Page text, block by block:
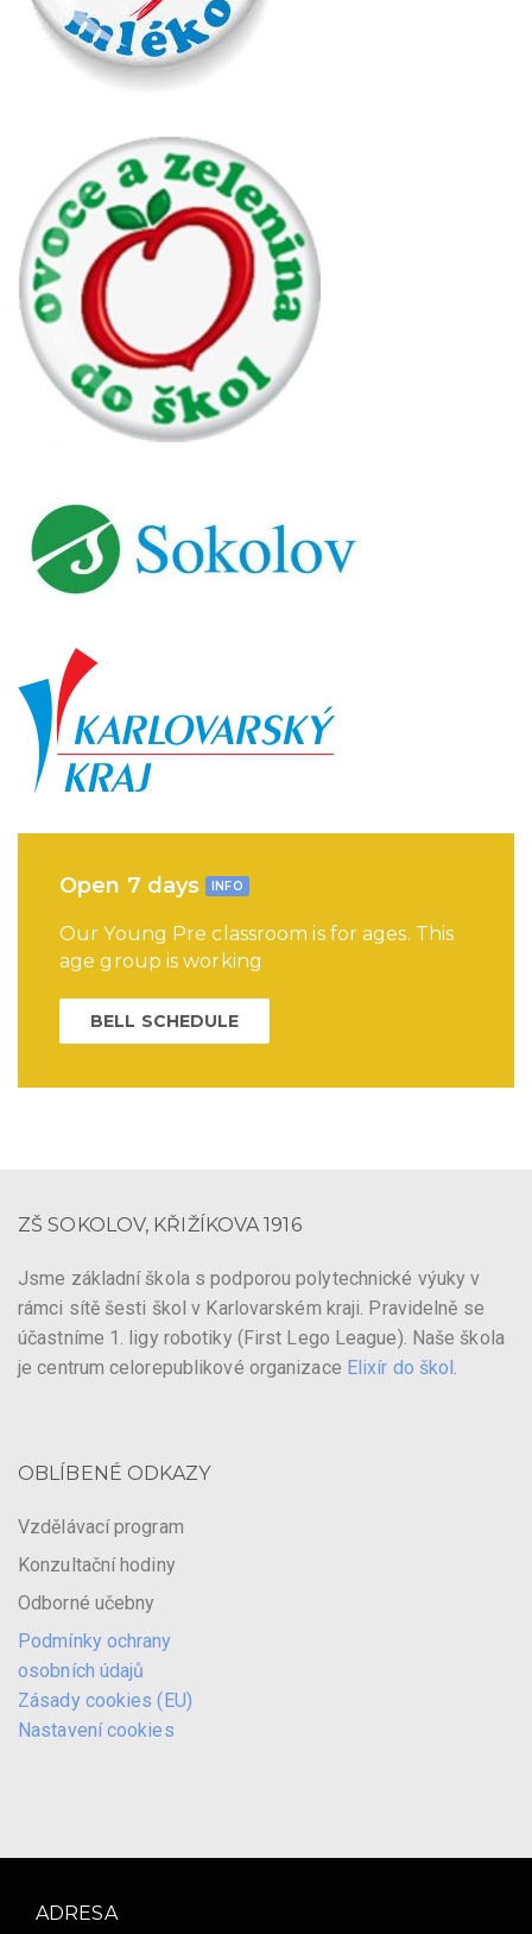
Open 7 days INFO
Our Young Pre classroom is for ages. This
age group is working
BELL SCHEDULE
ZŠ SOKOLOV, KŘIŽÍKOVA 1916
Jsme základní škola s podporou polytechnické výuky v
rámci sítě šesti škol v Karlovarském kraji. Pravidelně se
účastníme 1. ligy robotiky (First Lego League). Naše škola
je centrum celorepublikové organizace Elixír do škol.
OBLÍBENÉ ODKAZY
Vzdělávací program
Konzultační hodiny
Odborné učebny
Podmínky ochrany
osobních údajů
Zásady cookies (EU)
Nastavení cookies
ADRESA